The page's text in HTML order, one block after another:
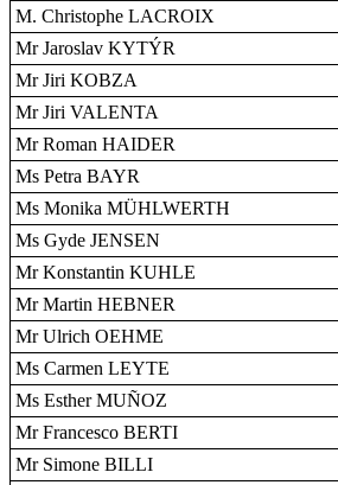
M. Christophe LACROIX
Mr Jaroslav KYTÝR
Mr Jiri KOBZA
Mr Jiri VALENTA
Mr Roman HAIDER
Ms Petra BAYR
Ms Monika MÜHLWERTH
Ms Gyde JENSEN
Mr Konstantin KUHLE
Mr Martin HEBNER
Mr Ulrich OEHME
Ms Carmen LEYTE
Ms Esther MUÑOZ
Mr Francesco BERTI
Mr Simone BILLI